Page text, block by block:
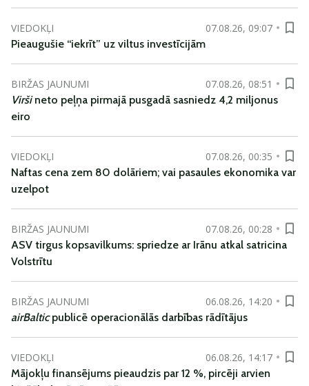
VIEDOKĻI
07.08.26, 09:07
Pieaugušie “iekrīt” uz viltus investīcijām
BIRŽAS JAUNUMI
07.08.26, 08:51
Viršineto peļņa pirmajā pusgadā sasniedz 4,2 miljonus
eiro
VIEDOKĻI
07.08.26, 00:35
Naftas cena zem 80 dolāriem; vai pasaules ekonomika var
uzelpot
BIRŽAS JAUNUMI
07.08.26, 00:28
ASV tirgus kopsavilkums: spriedze ar Irānu atkal satricina
Volstrītu
BIRŽAS JAUNUMI
06.08.26, 14:20
airBalticpublicē operacionālās darbības rādītājus
VIEDOKĻI
06.08.26, 14:17
Mājokļu finansējums pieaudzis par 12 %, pircēji arvien